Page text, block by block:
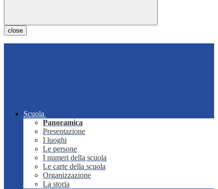
close
Scuola
Panoramica
Presentazione
I luoghi
Le persone
I numeri della scuola
Le carte della scuola
Organizzazione
La storia